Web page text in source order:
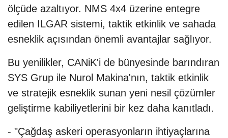
ölçüde azaltıyor. NMS 4x4 üzerine entegre
edilen ILGAR sistemi, taktik etkinlik ve sahada
esneklik açısından önemli avantajlar sağlıyor.
Bu yenilikler, CANiK'i de bünyesinde barındıran
SYS Grup ile Nurol Makina'nın, taktik etkinlik
ve stratejik esneklik sunan yeni nesil çözümler
geliştirme kabiliyetlerini bir kez daha kanıtladı.
- "Çağdaş askeri operasyonların ihtiyaçlarına